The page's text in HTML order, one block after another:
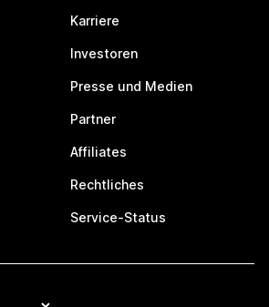
Karriere
Investoren
Presse und Medien
Partner
Affiliates
Rechtliches
Service-Status